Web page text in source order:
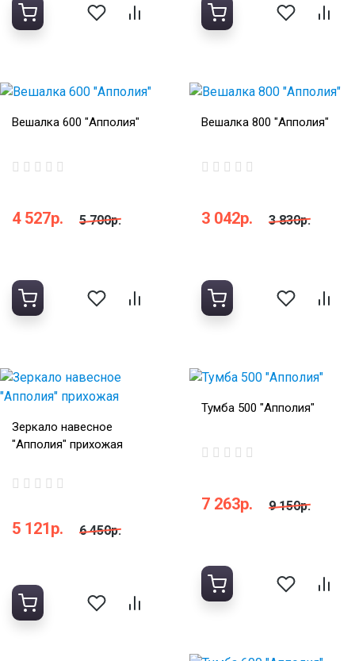
Вешалка 600 "Апполия"
4 527р. 5 700р.
Вешалка 800 "Апполия"
3 042р. 3 830р.
Зеркало навесное
"Апполия" прихожая
5 121р. 6 450р.
Тумба 500 "Апполия"
7 263р. 9 150р.